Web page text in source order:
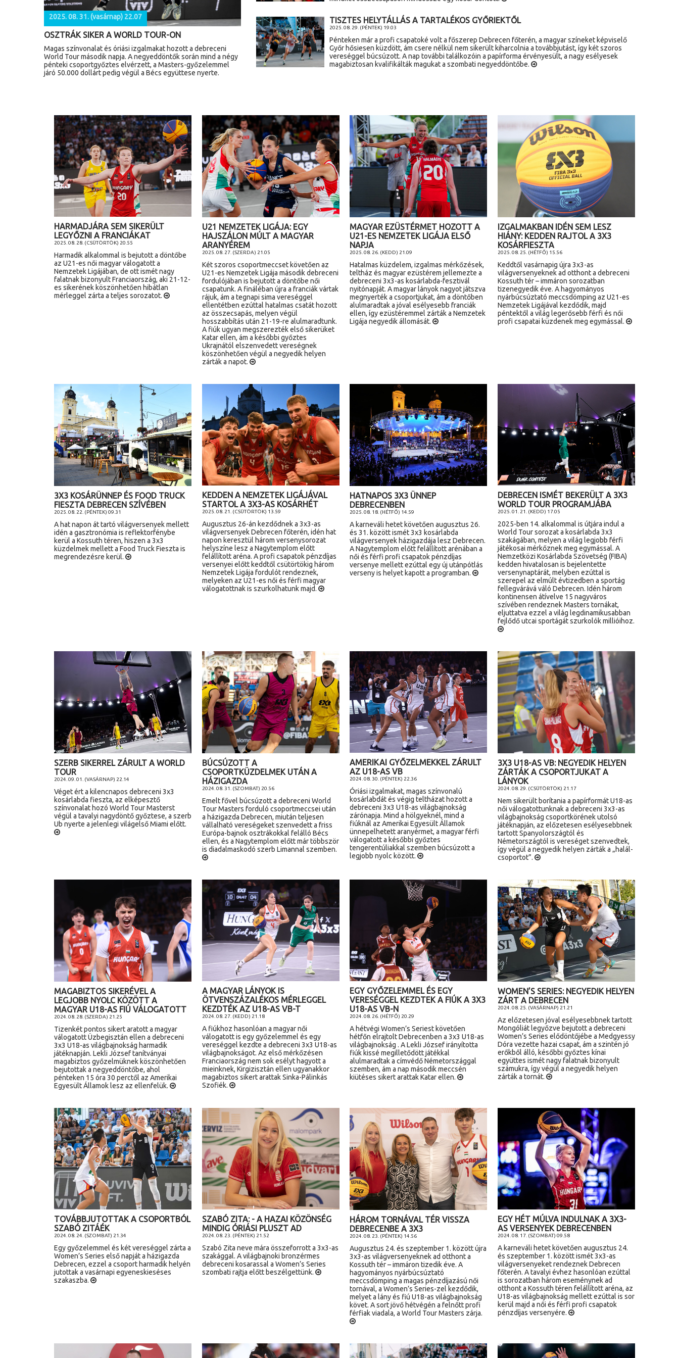
2025. 08. 31. (vasárnap) 22.07
OSZTRÁK SIKER A WORLD TOUR-ON
Magas színvonalat és óriási izgalmakat hozott a debreceni
World Tour második napja. A negyeddöntők során mind a négy
pénteki csoportgyőztes elvérzett, a Masters-győzelemmel
járó 50.000 dollárt pedig végül a Bécs együttese nyerte.
TISZTES HELYTÁLLÁS A TARTALÉKOS GYŐRIEKTŐL
2025. 08. 29. (PÉNTEK) 19.03
Pénteken már a profi csapatoké volt a főszerep Debrecen főterén, a magyar színeket képviselő
Győr hősiesen küzdött, ám csere nélkül nem sikerült kiharcolnia a továbbjutást, így két szoros
vereséggel búcsúzott. A nap további találkozóin a papírforma érvényesült, a nagy esélyesek
magabiztosan kvalifikálták magukat a szombati negyeddöntőbe.
HARMADJÁRA SEM SIKERÜLT
LEGYŐZNI A FRANCIÁKAT
2025. 08. 28. (CSÜTÖRTÖK) 20.55
Harmadik alkalommal is bejutott a döntőbe
az U21-es női magyar válogatott a
Nemzetek Ligájában, de ott ismét nagy
falatnak bizonyult Franciaország, aki 21-12-
es sikerének köszönhetően hibátlan
mérleggel zárta a teljes sorozatot.
U21 NEMZETEK LIGÁJA: EGY
HAJSZÁLON MÚLT A MAGYAR
ARANYÉREM
2025. 08. 27. (SZERDA) 21.05
Két szoros csoportmeccset követően az
U21-es Nemzetek Ligája második debreceni
fordulójában is bejutott a döntőbe női
csapatunk. A fináléban újra a franciák vártak
rájuk, ám a tegnapi sima vereséggel
ellentétben ezúttal hatalmas csatát hozott
az összecsapás, melyen végül
hosszabbítás után 21-19-re alulmaradtunk.
A fiúk ugyan megszerezték első sikerüket
Katar ellen, ám a későbbi győztes
Ukrajnától elszenvedett vereségnek
köszönhetően végül a negyedik helyen
zárták a napot.
MAGYAR EZÜSTÉRMET HOZOTT A
U21-ES NEMZETEK LIGÁJA ELSŐ
NAPJA
2025. 08. 26. (KEDD) 21.09
Hatalmas küzdelem, izgalmas mérkőzések,
teltház és magyar ezüstérem jellemezte a
debreceni 3x3-as kosárlabda-fesztivál
nyitónapját. A magyar lányok nagyot játszva
megnyerték a csoportjukat, ám a döntőben
alulmaradtak a jóval esélyesebb franciák
ellen, így ezüstéremmel zárták a Nemzetek
Ligája negyedik állomását.
IZGALMAKBAN IDÉN SEM LESZ
HIÁNY: KEDDEN RAJTOL A 3X3
KOSÁRFIESZTA
2025. 08. 25. (HÉTFŐ) 15.56
Keddtől vasárnapig újra 3x3-as
világversenyeknek ad otthont a debreceni
Kossuth tér – immáron sorozatban
tizenegyedik éve. A hagyományos
nyárbúcsúztató meccsdömping az U21-es
Nemzetek Ligájával kezdődik, majd
péntektől a világ legerősebb férfi és női
profi csapatai küzdenek meg egymással.
3X3 KOSÁRÜNNEP ÉS FOOD TRUCK
FIESZTA DEBRECEN SZÍVÉBEN
2025. 08. 22. (PÉNTEK) 09.31
A hat napon át tartó világversenyek mellett
idén a gasztronómia is reflektorfénybe
kerül a Kossuth téren, hiszen a 3x3
küzdelmek mellett a Food Truck Fieszta is
megrendezésre kerül.
KEDDEN A NEMZETEK LIGÁJÁVAL
STARTOL A 3X3-AS KOSÁRHÉT
2025. 08. 21. (CSÜTÖRTÖK) 13.59
Augusztus 26-án kezdődnek a 3x3-as
világversenyek Debrecen főterén, idén hat
napon keresztül három versenysorozat
helyszíne lesz a Nagytemplom előtt
felállított aréna. A profi csapatok pénzdíjas
versenyei előtt keddtől csütörtökig három
Nemzetek Ligája fordulót rendeznek,
melyeken az U21-es női és férfi magyar
válogatottnak is szurkolhatunk majd.
HATNAPOS 3X3 ÜNNEP
DEBRECENBEN
2025. 08. 18. (HÉTFŐ) 14.59
A karneváli hetet követően augusztus 26.
és 31. között ismét 3x3 kosárlabda
világversenyek házigazdája lesz Debrecen.
A Nagytemplom előtt felállított arénában a
női és férfi profi csapatok pénzdíjas
versenye mellett ezúttal egy új utánpótlás
verseny is helyet kapott a programban.
DEBRECEN ISMÉT BEKERÜLT A 3X3
WORLD TOUR PROGRAMJÁBA
2025. 01. 21. (KEDD) 17.05
2025-ben 14. alkalommal is útjára indul a
World Tour sorozat a kosárlabda 3x3
szakágában, melyen a világ legjobb férfi
játékosai mérkőznek meg egymással. A
Nemzetközi Kosárlabda Szövetség (FIBA)
kedden hivatalosan is bejelentette
versenynaptárát, melyben ezúttal is
szerepel az elmúlt évtizedben a sportág
fellegvárává váló Debrecen. Idén három
kontinensen átívelve 15 nagyváros
szívében rendeznek Masters tornákat,
eljuttatva ezzel a világ legdinamikusabban
fejlődő utcai sportágát szurkolók millióihoz.
SZERB SIKERREL ZÁRULT A WORLD
TOUR
2024. 09. 01. (VASÁRNAP) 22.14
Véget ért a kilencnapos debreceni 3x3
kosárlabda fieszta, az elképesztő
színvonalat hozó World Tour Masterst
végül a tavalyi nagydöntő győztese, a szerb
Ub nyerte a jelenlegi világelső Miami előtt.
BÚCSÚZOTT A
CSOPORTKÜZDELMEK UTÁN A
HÁZIGAZDA
2024. 08. 31. (SZOMBAT) 20.56
Emelt fővel búcsúzott a debreceni World
Tour Masters forduló csoportmeccsei után
a házigazda Debrecen, miután teljesen
vállalható vereségeket szenvedett a friss
Európa-bajnok osztrákokkal felálló Bécs
ellen, és a Nagytemplom előtt már többször
is diadalmaskodó szerb Limannal szemben.
AMERIKAI GYŐZELMEKKEL ZÁRULT
AZ U18-AS VB
2024. 08. 30. (PÉNTEK) 22.36
Óriási izgalmakat, magas színvonalú
kosárlabdát és végig teltházat hozott a
debreceni 3x3 U18-as világbajnokság
zárónapja. Mind a hölgyeknél, mind a
fiúknál az Amerikai Egyesült Államok
ünnepelhetett aranyérmet, a magyar férfi
válogatott a későbbi győztes
tengerentúliakkal szemben búcsúzott a
legjobb nyolc között.
3X3 U18-AS VB: NEGYEDIK HELYEN
ZÁRTÁK A CSOPORTJUKAT A
LÁNYOK
2024. 08. 29. (CSÜTÖRTÖK) 21.17
Nem sikerült borítania a papírformát U18-as
női válogatottunknak a debreceni 3x3-as
világbajnokság csoportkörének utolsó
játéknapján, az előzetesen esélyesebbnek
tartott Spanyolországtól és
Németországtól is vereséget szenvedtek,
így végül a negyedik helyen zárták a „halál-
csoportot”.
MAGABIZTOS SIKERÉVEL A
LEGJOBB NYOLC KÖZÖTT A
MAGYAR U18-AS FIÚ VÁLOGATOTT
2024. 08. 28. (SZERDA) 21.25
Tizenkét pontos sikert aratott a magyar
válogatott Üzbegisztán ellen a debreceni
3x3 U18-as világbajnokság harmadik
játéknapján. Lekli József tanítványai
magabiztos győzelmüknek köszönhetően
bejutottak a negyeddöntőbe, ahol
pénteken 15 óra 30 perctől az Amerikai
Egyesült Államok lesz az ellenfelük.
A MAGYAR LÁNYOK IS
ÖTVENSZÁZALÉKOS MÉRLEGGEL
KEZDTÉK AZ U18-AS VB-T
2024. 08. 27. (KEDD) 21.18
A fiúkhoz hasonlóan a magyar női
válogatott is egy győzelemmel és egy
vereséggel kezdte a debreceni 3x3 U18-as
világbajnokságot. Az első mérkőzésen
Franciaország nem sok esélyt hagyott a
mieinknek, Kirgizisztán ellen ugyanakkor
magabiztos sikert arattak Sinka-Pálinkás
Szofiék.
EGY GYŐZELEMMEL ÉS EGY
VERESÉGGEL KEZDTEK A FIÚK A 3X3
U18-AS VB-N
2024. 08. 26. (HÉTFŐ) 20.29
A hétvégi Women’s Seriest követően
hétfőn elrajtolt Debrecenben a 3x3 U18-as
világbajnokság . A Lekli József irányította
fiúk kissé megilletődött játékkal
alulmaradtak a címvédő Németországgal
szemben, ám a nap második meccsén
kiütéses sikert arattak Katar ellen.
WOMEN’S SERIES: NEGYEDIK HELYEN
ZÁRT A DEBRECEN
2024. 08. 25. (VASÁRNAP) 21.21
Az előzetesen jóval esélyesebbnek tartott
Mongóliát legyőzve bejutott a debreceni
Women’s Series elődöntőjébe a Medgyessy
Dóra vezette hazai csapat, ám a szintén jó
erőkből álló, későbbi győztes kínai
együttes ismét nagy falatnak bizonyult
számukra, így végül a negyedik helyen
zárták a tornát.
TOVÁBBJUTOTTAK A CSOPORTBÓL
SZABÓ ZITÁÉK
2024. 08. 24. (SZOMBAT) 21.34
Egy győzelemmel és két vereséggel zárta a
Women’s Series első napját a házigazda
Debrecen, ezzel a csoport harmadik helyén
jutottak a vasárnapi egyeneskieséses
szakaszba.
SZABÓ ZITA: - A HAZAI KÖZÖNSÉG
MINDIG ÓRIÁSI PLUSZT AD
2024. 08. 23. (PÉNTEK) 21.52
Szabó Zita neve mára összeforrott a 3x3-as
szakággal. A világbajnoki bronzérmes
debreceni kosarassal a Women’s Series
szombati rajtja előtt beszélgettünk.
HÁROM TORNÁVAL TÉR VISSZA
DEBRECENBE A 3X3
2024. 08. 23. (PÉNTEK) 14.56
Augusztus 24. és szeptember 1. között újra
3x3-as világversenyeknek ad otthont a
Kossuth tér – immáron tizedik éve. A
hagyományos nyárbúcsúztató
meccsdömping a magas pénzdíjazású női
tornával, a Women’s Series-zel kezdődik,
melyet a lány és fiú U18-as világbajnokság
követ. A sort jövő hétvégén a felnőtt profi
férfiak viadala, a World Tour Masters zárja.
EGY HÉT MÚLVA INDULNAK A 3X3-
AS VERSENYEK DEBRECENBEN
2024. 08. 17. (SZOMBAT) 09.58
A karneváli hetet követően augusztus 24.
és szeptember 1. között ismét 3x3-as
világversenyeket rendeznek Debrecen
főterén. A tavalyi évhez hasonlóan ezúttal
is sorozatban három eseménynek ad
otthont a Kossuth téren felállított aréna, az
U18-as világbajnokság mellett ezúttal is sor
kerül majd a női és férfi profi csapatok
pénzdíjas versenyére.